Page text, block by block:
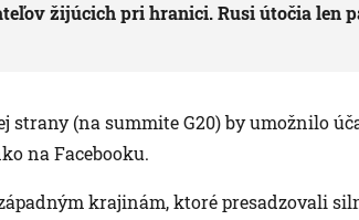
žijúcich pri hranici. Rusi útočia len
strany (na summite G20) by umožnilo
na Facebooku.
krajinám, ktoré presadzovali